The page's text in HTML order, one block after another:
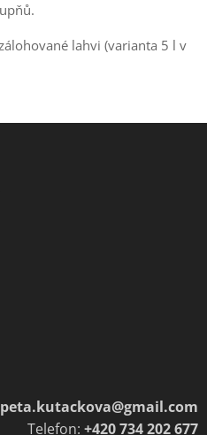
lahvi (varianta 5 l v
peta.kutackova@gmail.com
Telefon: +420 734 202 677